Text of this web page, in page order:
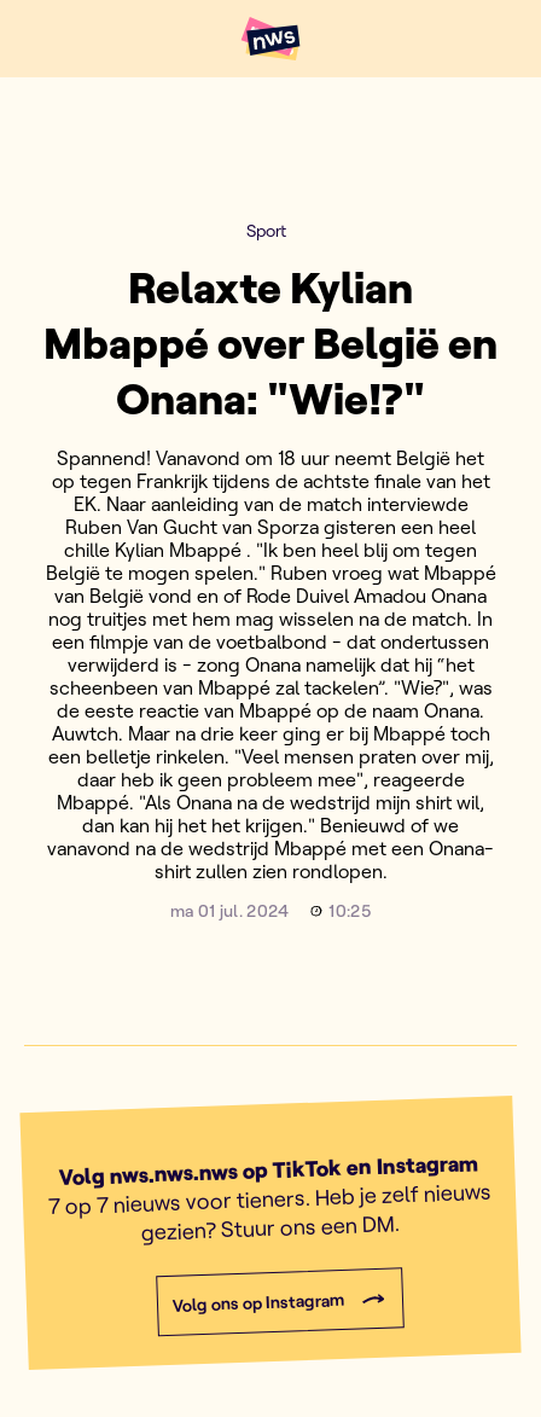
Hoofdpunten VRT NWS
Sport
Relaxte Kylian
Mbappé over België en
Onana: "Wie!?"
Spannend! Vanavond om 18 uur neemt België het
op tegen Frankrijk tijdens de achtste finale van het
EK. Naar aanleiding van de match interviewde
Ruben Van Gucht van Sporza gisteren een heel
chille Kylian Mbappé . "Ik ben heel blij om tegen
België te mogen spelen." Ruben vroeg wat Mbappé
van België vond en of Rode Duivel Amadou Onana
nog truitjes met hem mag wisselen na de match. In
een filmpje van de voetbalbond - dat ondertussen
verwijderd is - zong Onana namelijk dat hij “het
scheenbeen van Mbappé zal tackelen”. "Wie?", was
de eeste reactie van Mbappé op de naam Onana.
Auwtch. Maar na drie keer ging er bij Mbappé toch
een belletje rinkelen. "Veel mensen praten over mij,
daar heb ik geen probleem mee", reageerde
Mbappé. "Als Onana na de wedstrijd mijn shirt wil,
dan kan hij het het krijgen." Benieuwd of we
vanavond na de wedstrijd Mbappé met een Onana-
shirt zullen zien rondlopen.
ma 01 jul. 2024 10:25
Volg nws.nws.nws op TikTok en Instagram
7 op 7 nieuws voor tieners. Heb je zelf nieuws
gezien? Stuur ons een DM.
Volg ons op Instagram